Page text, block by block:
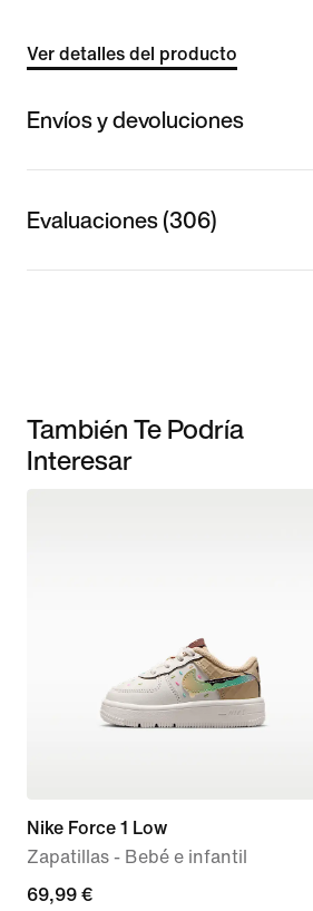
Ver detalles del producto
Envíos y devoluciones
Evaluaciones (306)
También Te Podría
Interesar
Nike Force 1 Low
Zapatillas - Bebé e infantil
69,99 €
69,99 €